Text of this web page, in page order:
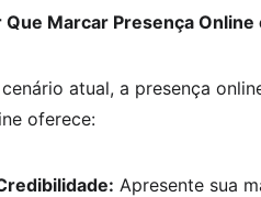
Que Marcar Presença Online
atual, a presença
oferece:
Apresente sua